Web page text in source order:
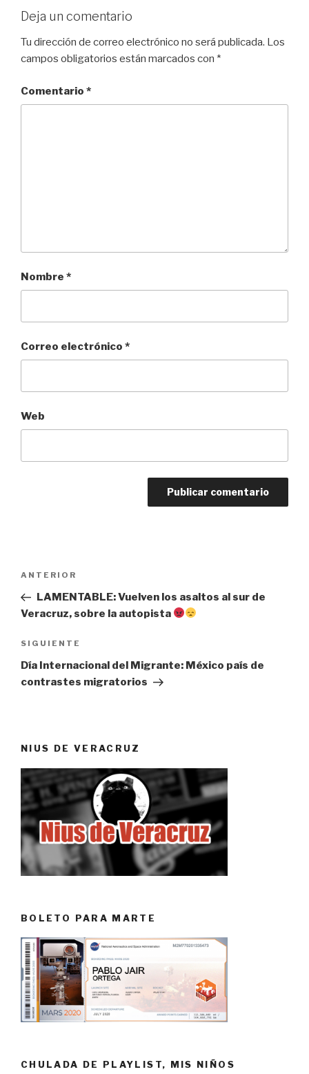
o
k
p
Deja un comentario
Tu dirección de correo electrónico no será publicada. Los
campos obligatorios están marcados con *
Comentario *
Nombre *
Correo electrónico *
Web
entradas
Entrada
anterior:
ANTERIOR
LAMENTABLE: Vuelven los asaltos al sur de
Veracruz, sobre la autopista
Siguiente
entrada
SIGUIENTE
Día Internacional del Migrante: México país de
contrastes migratorios
NIUS DE VERACRUZ
BOLETO PARA MARTE
CHULADA DE PLAYLIST, MIS NIÑOS